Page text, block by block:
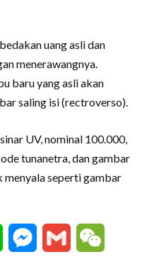
uang asli dan
menerawangnya.
baru yang asli akan
saling isi (rectroverso).
UV, nominal 100.000,
tunanetra, dan gambar
menyala seperti gambar
Line Messenger
Gmail